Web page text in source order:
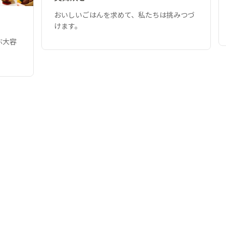
大容
おいしいごはんを求めて、私たちは挑みつづ
けます。